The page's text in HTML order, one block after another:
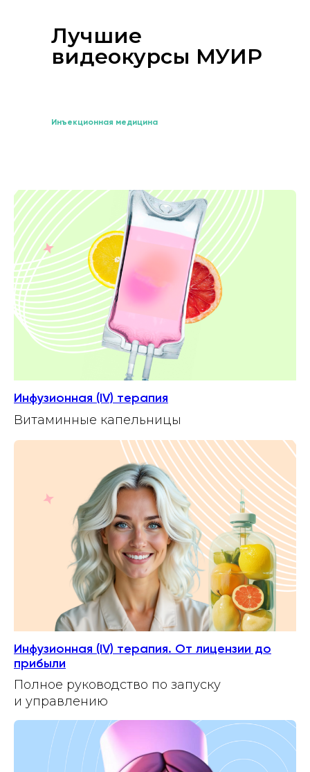
Лучшие
видеокурсы МУИР
Инъекционная медицина
Инфузионная (IV) терапия
Витаминные капельницы
Инфузионная (IV) терапия. От лицензии до
прибыли
Полное руководство по запуску
и управлению